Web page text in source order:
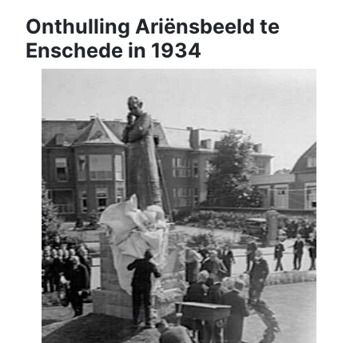
Onthulling Ariënsbeeld te
Enschede in 1934